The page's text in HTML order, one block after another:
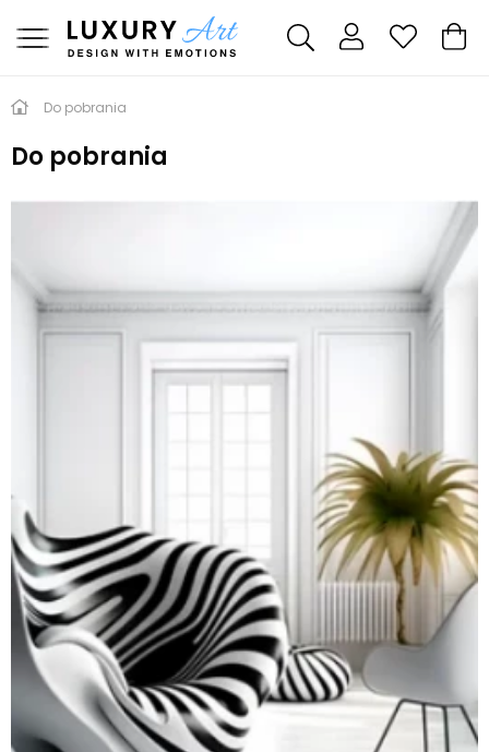
Do pobrania
Do pobrania